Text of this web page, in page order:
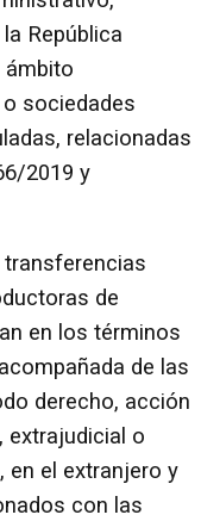
República
ámbito
sociedades
relacionadas
2019 y
transferencias
de
en los términos
de las
derecho, acción
extrajudicial o
en el extranjero y
con las